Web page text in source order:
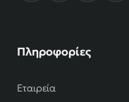
Πληροφορίες
Εταιρεία